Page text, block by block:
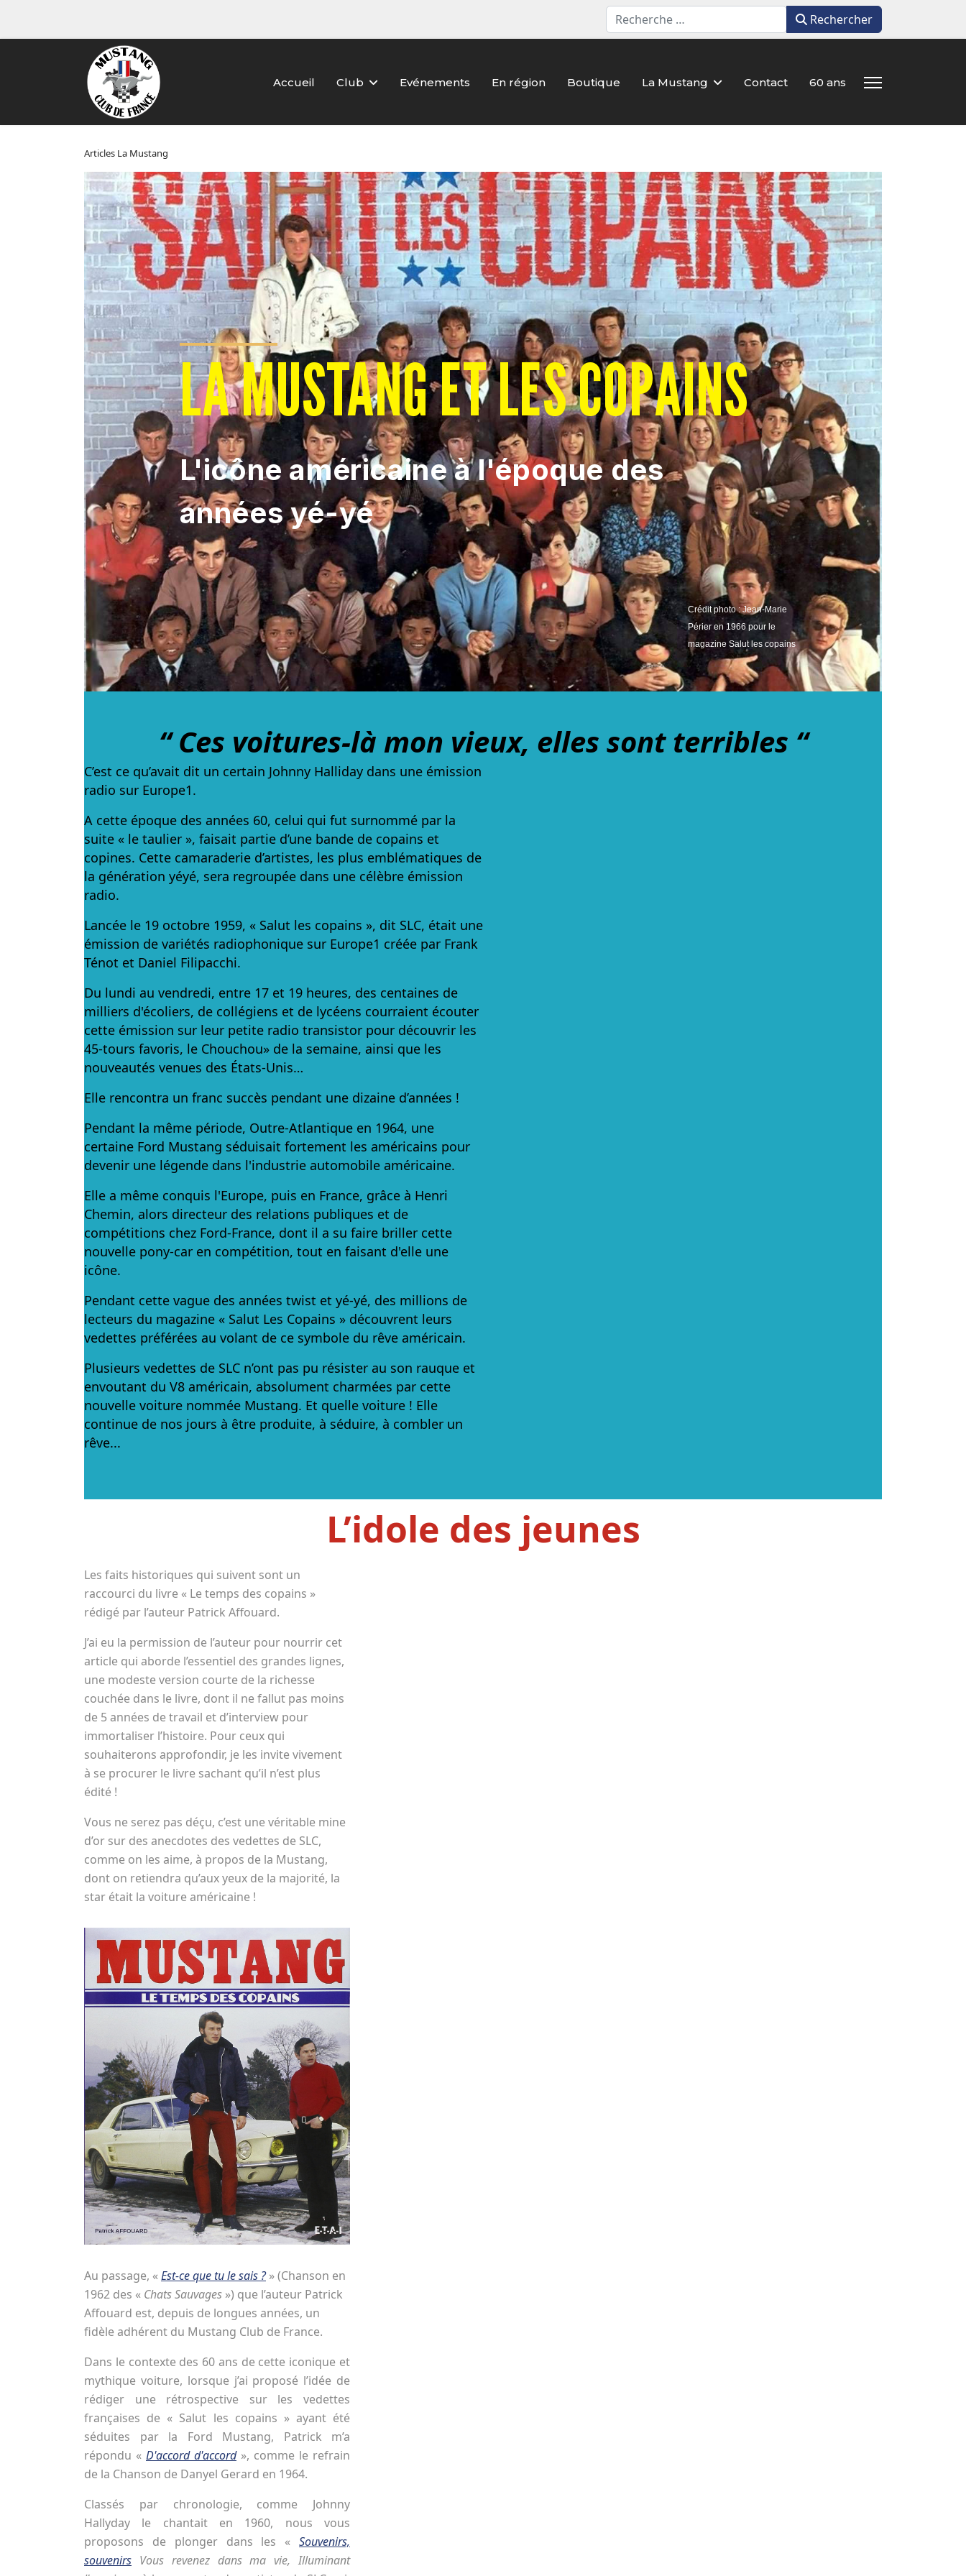
Rechercher
Rechercher
Accueil Club Evénements En région Boutique La Mustang Contact 60 ans
Articles La Mustang
LA MUSTANG ET LES COPAINS
L'icône américaine à l'époque des
années yé-yé
Crédit photo : Jean-Marie
Périer en 1966 pour le
magazine Salut les copains
“ Ces voitures-là mon vieux, elles sont terribles “
C’est ce qu’avait dit un certain Johnny Halliday dans une émission
radio sur Europe1.
A cette époque des années 60, celui qui fut surnommé par la
suite « le taulier », faisait partie d’une bande de copains et
copines. Cette camaraderie d’artistes, les plus emblématiques de
la génération yéyé, sera regroupée dans une célèbre émission
radio.
Lancée le 19 octobre 1959, « Salut les copains », dit SLC, était une
émission de variétés radiophonique sur Europe1 créée par Frank
Ténot et Daniel Filipacchi.
Du lundi au vendredi, entre 17 et 19 heures, des centaines de
milliers d'écoliers, de collégiens et de lycéens courraient écouter
cette émission sur leur petite radio transistor pour découvrir les
45-tours favoris, le Chouchou» de la semaine, ainsi que les
nouveautés venues des États-Unis…
Elle rencontra un franc succès pendant une dizaine d’années !
Pendant la même période, Outre-Atlantique en 1964, une
certaine Ford Mustang séduisait fortement les américains pour
devenir une légende dans l'industrie automobile américaine.
Elle a même conquis l'Europe, puis en France, grâce à Henri
Chemin, alors directeur des relations publiques et de
compétitions chez Ford-France, dont il a su faire briller cette
nouvelle pony-car en compétition, tout en faisant d'elle une
icône.
Pendant cette vague des années twist et yé-yé, des millions de
lecteurs du magazine « Salut Les Copains » découvrent leurs
vedettes préférées au volant de ce symbole du rêve américain.
Plusieurs vedettes de SLC n’ont pas pu résister au son rauque et
envoutant du V8 américain, absolument charmées par cette
nouvelle voiture nommée Mustang. Et quelle voiture ! Elle
continue de nos jours à être produite, à séduire, à combler un
rêve...
L’idole des jeunes
Les faits historiques qui suivent sont un
raccourci du livre « Le temps des copains »
rédigé par l’auteur Patrick Affouard.
J’ai eu la permission de l’auteur pour nourrir cet
article qui aborde l’essentiel des grandes lignes,
une modeste version courte de la richesse
couchée dans le livre, dont il ne fallut pas moins
de 5 années de travail et d’interview pour
immortaliser l’histoire. Pour ceux qui
souhaiterons approfondir, je les invite vivement
à se procurer le livre sachant qu’il n’est plus
édité !
Vous ne serez pas déçu, c’est une véritable mine
d’or sur des anecdotes des vedettes de SLC,
comme on les aime, à propos de la Mustang,
dont on retiendra qu’aux yeux de la majorité, la
star était la voiture américaine !
Au passage, «Est-ce que tu le sais ?» (Chanson en
1962 des « Chats Sauvages ») que l’auteur Patrick
Affouard est, depuis de longues années, un
fidèle adhérent du Mustang Club de France.
Dans le contexte des 60 ans de cette iconique et
mythique voiture, lorsque j’ai proposé l’idée de
rédiger une rétrospective sur les vedettes
françaises de « Salut les copains » ayant été
séduites par la Ford Mustang, Patrick m’a
répondu « D'accord d'accord», comme le refrain
de la Chanson de Danyel Gerard en 1964.
Classés par chronologie, comme Johnny
Hallyday le chantait en 1960, nous vous
proposons de plonger dans les « Souvenirs,
souvenirs Vous revenez dans ma vie, Illuminant